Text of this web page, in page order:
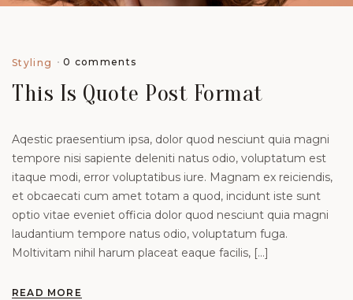
Styling 0 comments
This Is Quote Post Format
Aqestic praesentium ipsa, dolor quod nesciunt quia magni
tempore nisi sapiente deleniti natus odio, voluptatum est
itaque modi, error voluptatibus iure. Magnam ex reiciendis,
et obcaecati cum amet totam a quod, incidunt iste sunt
optio vitae eveniet officia dolor quod nesciunt quia magni
laudantium tempore natus odio, voluptatum fuga.
Moltivitam nihil harum placeat eaque facilis, […]
READ MORE